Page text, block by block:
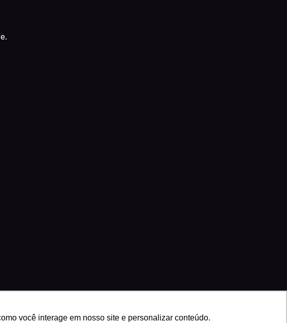
você interage em nosso site e personalizar conteúdo.